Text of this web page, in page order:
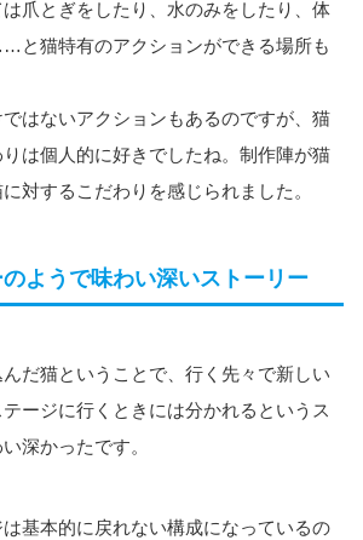
爪とぎをしたり、水のみをしたり、体
と猫特有のアクションができる場所も
はないアクションもあるのですが、猫
は個人的に好きでしたね。制作陣が猫
対するこだわりを感じられました。
ようで味わい深いストーリー
だ猫ということで、行く先々で新しい
ージに行くときには分かれるというス
深かったです。
基本的に戻れない構成になっているの